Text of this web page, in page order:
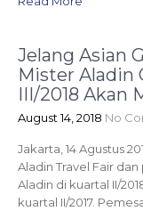
Jelang Asian
Mister Aladin
III/2018 Akan
August 14, 2018 No
Jakarta, 14 Agustus
Aladin Travel Fair
Aladin di kuartal II/
kuartal II/2017.